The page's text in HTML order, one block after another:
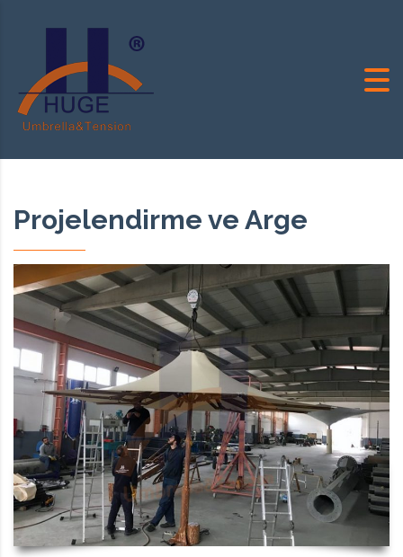
Projelendirme ve Arge